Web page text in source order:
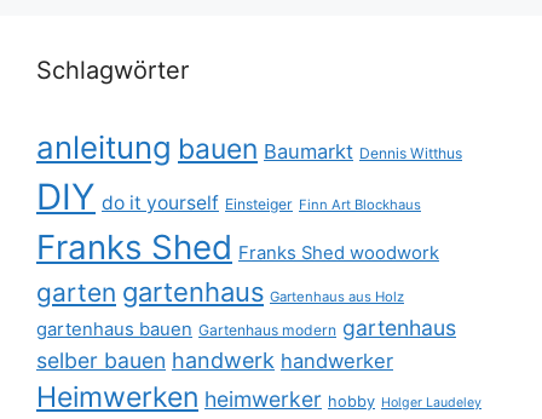
Schlagwörter
anleitung bauen Baumarkt Dennis Witthus
DIY do it yourself Einsteiger Finn Art Blockhaus
Franks Shed Franks Shed woodwork
garten gartenhaus Gartenhaus aus Holz
gartenhaus bauen Gartenhaus modern gartenhaus
selber bauen handwerk handwerker
Heimwerken heimwerker hobby Holger Laudeley